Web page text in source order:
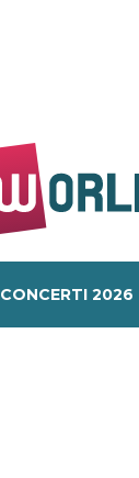
CONCERTI 2026